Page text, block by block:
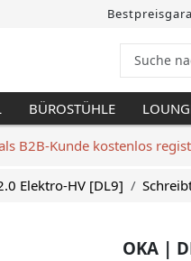
BÜROSTÜHLE
B2B-Kunde kostenlos
Elektro-HV [DL9]
OKA |